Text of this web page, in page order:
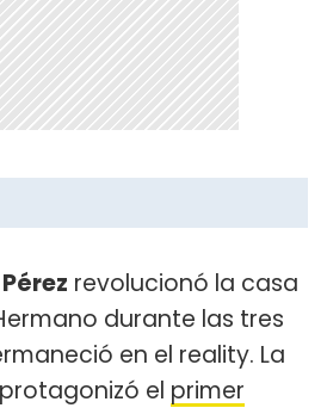
revolucionó la casa
durante las tres
en el reality. La
el primer